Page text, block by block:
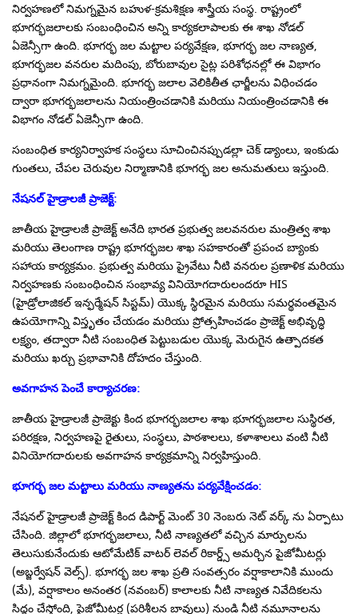
నిర్వహణలో నిమగ్నమైన బహుళ-క్రమశిక్షణ శాస్త్రీయ సంస్థ. రాష్ట్రంలో
భూగర్భజలాలకు సంబంధించిన అన్ని కార్యకలాపాలకు ఈ శాఖ నోడల్
ఏజెన్సీగా ఉంది. భూగర్భ జల మట్టాల పర్యవేక్షణ, భూగర్భ జల నాణ్యత,
భూగర్భజల వనరుల మదింపు, బోరుబావుల సైట్ల పరిశోధనల్లో ఈ విభాగం
ప్రధానంగా నిమగ్నమైంది. భూగర్భ జలాల వెలికితీత ఛార్జీలను విధించడం
ద్వారా భూగర్భజలాలను నియంత్రించడానికి మరియు నియంత్రించడానికి ఈ
విభాగం నోడల్ ఏజెన్సీగా ఉంది.
సంబంధిత కార్యనిర్వాహక సంస్థలు సూచించినప్పుడల్లా చెక్ డ్యాంలు, ఇంకుడు
గుంతలు, చేపల చెరువుల నిర్మాణానికి భూగర్భ జల అనుమతులు ఇస్తుంది.
నేషనల్ హైడ్రాలజీ ప్రాజెక్ట్:
జాతీయ హైడ్రాలజీ ప్రాజెక్ట్ అనేది భారత ప్రభుత్వ జలవనరుల మంత్రిత్వ శాఖ
మరియు తెలంగాణ రాష్ట్ర భూగర్భజల శాఖ సహకారంతో ప్రపంచ బ్యాంకు
సహాయ కార్యక్రమం. ప్రభుత్వ మరియు ప్రైవేటు నీటి వనరుల ప్రణాళిక మరియు
నిర్వహణకు సంబంధించిన సంభావ్య వినియోగదారులందరూ HIS
(హైడ్రోలాజికల్ ఇన్ఫర్మేషన్ సిస్టమ్) యొక్క స్థిరమైన మరియు సమర్థవంతమైన
ఉపయోగాన్ని విస్తృతం చేయడం మరియు ప్రోత్సహించడం ప్రాజెక్ట్ అభివృద్ధి
లక్ష్యం, తద్వారా నీటి సంబంధిత పెట్టుబడుల యొక్క మెరుగైన ఉత్పాదకత
మరియు ఖర్చు ప్రభావానికి దోహదం చేస్తుంది.
అవగాహన పెంచే కార్యాచరణ:
జాతీయ హైడ్రాలజీ ప్రాజెక్టు కింద భూగర్భజలాల శాఖ భూగర్భజలాల సుస్థిరత,
పరిరక్షణ, నిర్వహణపై రైతులు, సంస్థలు, పాఠశాలలు, కళాశాలలు వంటి నీటి
వినియోగదారులకు అవగాహన కార్యక్రమాన్ని నిర్వహిస్తుంది.
భూగర్భ జల మట్టాలు మరియు నాణ్యతను పర్యవేక్షించడం:
నేషనల్ హైడ్రాలజీ ప్రాజెక్ట్ కింద డిపార్ట్ మెంట్ 30 నెంబరు నెట్ వర్క్ ను ఏర్పాటు
చేసింది. జిల్లాలో భూగర్భజలాలు, నీటి నాణ్యతలో వచ్చిన మార్పులను
తెలుసుకునేందుకు ఆటోమేటిక్ వాటర్ లెవల్ రికార్డ్స్ అమర్చిన పైజోమీటర్లు
(అబ్జర్వేషన్ వెల్స్). భూగర్భ జల శాఖ ప్రతి సంవత్సరం వర్షాకాలానికి ముందు
(మే), వర్షాకాలం అనంతర (నవంబర్) కాలాలకు నీటి నాణ్యత నివేదికలను
సిద్ధం చేస్తోంది, పైజోమీటర్ల (పరిశీలన బావులు) నుండి నీటి నమూనాలను